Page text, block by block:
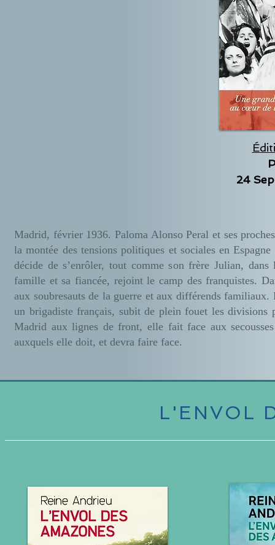
24
Madrid, février 1936. Paloma Alonso Peral et ses
la montée des tensions politiques et sociales en
décide de s’enrôler, tout comme son frère Julian,
famille et sa fiancée, rejoint le camp des franquistes.
aux soubresauts de la guerre et aux différends
un brigadiste français, subit de plein fouet les
Madrid aux lignes de front, elle fait face aux
auxquels elle doit, et devra faire face.
L'ENVOL